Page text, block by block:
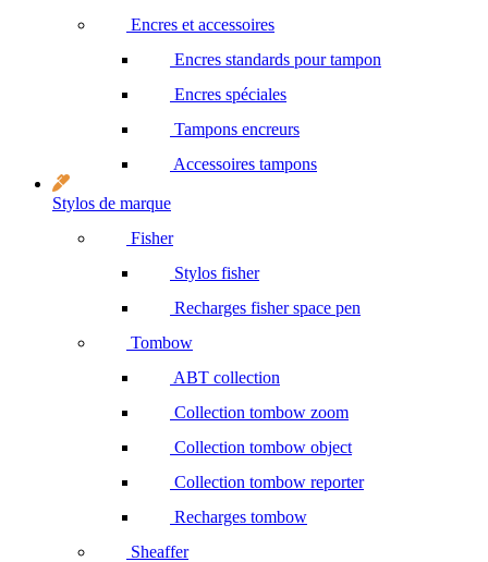
Encres et accessoires
Encres standards pour tampon
Encres spéciales
Tampons encreurs
Accessoires tampons
Stylos de marque
Fisher
Stylos fisher
Recharges fisher space pen
Tombow
ABT collection
Collection tombow zoom
Collection tombow object
Collection tombow reporter
Recharges tombow
Sheaffer